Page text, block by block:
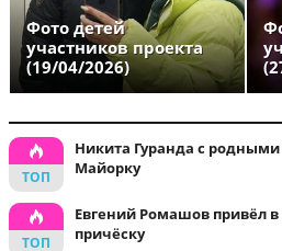
Фото детей
участников проекта
(19/04/2026)
Никита Гуранда с
Майорку
Евгений Ромашов привёл
причёску